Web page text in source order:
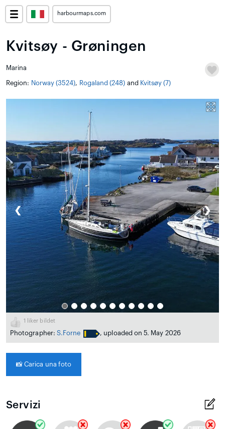
harbourmaps.com
Kvitsøy - Grøningen
Marina
Region: Norway (3524), Rogaland (248) and Kvitsøy (7)
❮ ❯
1 liker bildet
Photographer: S.Forne , uploaded on 5. May 2026
📸 Carica una foto
Servizi